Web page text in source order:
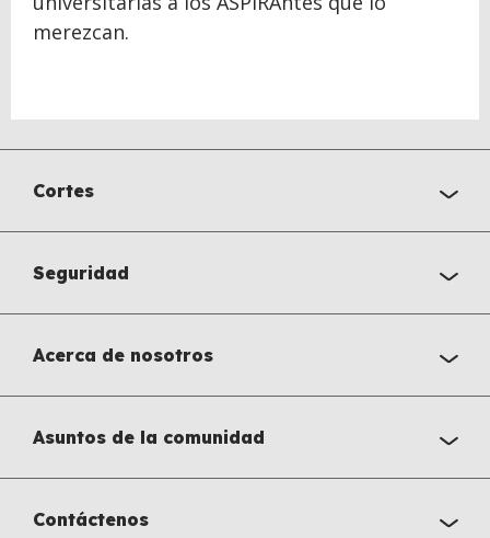
merezcan.
Cortes
Seguridad
Acerca de nosotros
Asuntos de la comunidad
Contáctenos